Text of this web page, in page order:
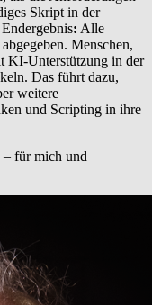
Skript in der
: Alle
Menschen,
KI-Unterstützung in der
Das führt dazu,
weitere
und Scripting in ihre
für mich und